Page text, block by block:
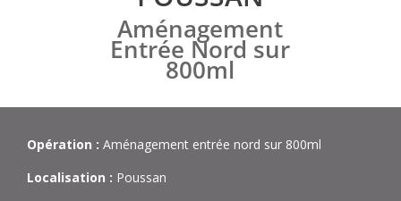
Aménagement
Entrée Nord sur
800ml
Opération : Aménagement entrée nord sur 800ml
Localisation : Poussan